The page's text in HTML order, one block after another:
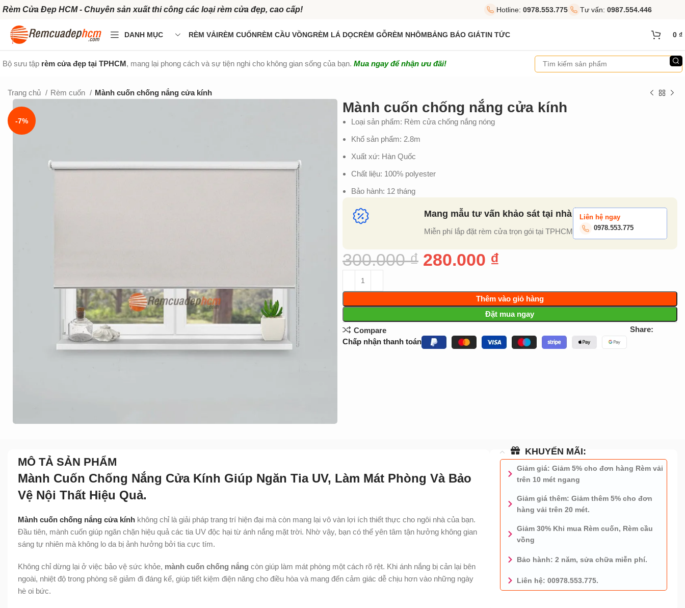
Rèm Cửa Đẹp HCM - Chuyên sản xuất thi công các loại rèm cửa đẹp, cao cấp! Hotline: 0978.553.775 Tư vấn: 0987.554.446
DANH MỤC RÈM VẢIRÈM CUỐNRÈM CẦU VỒNGRÈM LÁ DỌCRÈM GỖRÈM NHÔMBẢNG BÁO GIÁTIN TỨC 0 ₫
Bộ sưu tập rèm cửa đẹp tại TPHCM, mang lại phong cách và sự tiện nghi cho không gian sống của bạn. Mua ngay để nhận ưu đãi!
Trang chủ Rèm cuốn Mành cuốn chống nắng cửa kính
-7%
Mành cuốn chống nắng cửa kính
Loại sản phẩm: Rèm cửa chống nắng nóng
Khổ sản phẩm: 2.8m
Xuất xứ: Hàn Quốc
Chất liệu: 100% polyester
Bảo hành: 12 tháng
Mang mẫu tư vấn khảo sát tại nhà
Miễn phí lắp đặt rèm cửa trọn gói tại TPHCM
Liên hệ ngay
0978.553.775
300.000₫ 280.000 ₫
Thêm vào giỏ hàng
Đặt mua ngay
Compare
Share:
Chấp nhận thanh toán
MÔ TẢ SẢN PHẨM
Mành Cuốn Chống Nắng Cửa Kính Giúp Ngăn Tia UV, Làm Mát Phòng Và Bảo
Vệ Nội Thất Hiệu Quả.
Mành cuốn chống nắng cửa kính không chỉ là giải pháp trang trí hiện đại mà còn mang lại vô vàn lợi ích thiết thực cho ngôi nhà của bạn.
Đầu tiên, mành cuốn giúp ngăn chặn hiệu quả các tia UV độc hại từ ánh nắng mặt trời. Nhờ vậy, bạn có thể yên tâm tận hưởng không gian
sáng tự nhiên mà không lo da bị ảnh hưởng bởi tia cực tím.
Không chỉ dừng lại ở việc bảo vệ sức khỏe, mành cuốn chống nắng còn giúp làm mát phòng một cách rõ rệt. Khi ánh nắng bị cản lại bên
ngoài, nhiệt độ trong phòng sẽ giảm đi đáng kể, giúp tiết kiệm điện năng cho điều hòa và mang đến cảm giác dễ chịu hơn vào những ngày
hè oi bức.
KHUYẾN MÃI:
Giảm giá: Giảm 5% cho đơn hàng Rèm vải
trên 10 mét ngang
Giảm giá thêm: Giảm thêm 5% cho đơn
hàng vải trên 20 mét.
Giảm 30% Khi mua Rèm cuốn, Rèm cầu
vồng
Bảo hành: 2 năm, sửa chữa miễn phí.
Liên hệ: 00978.553.775.
0978.553.775 - TƯ VẤN MIỄN PHÍ